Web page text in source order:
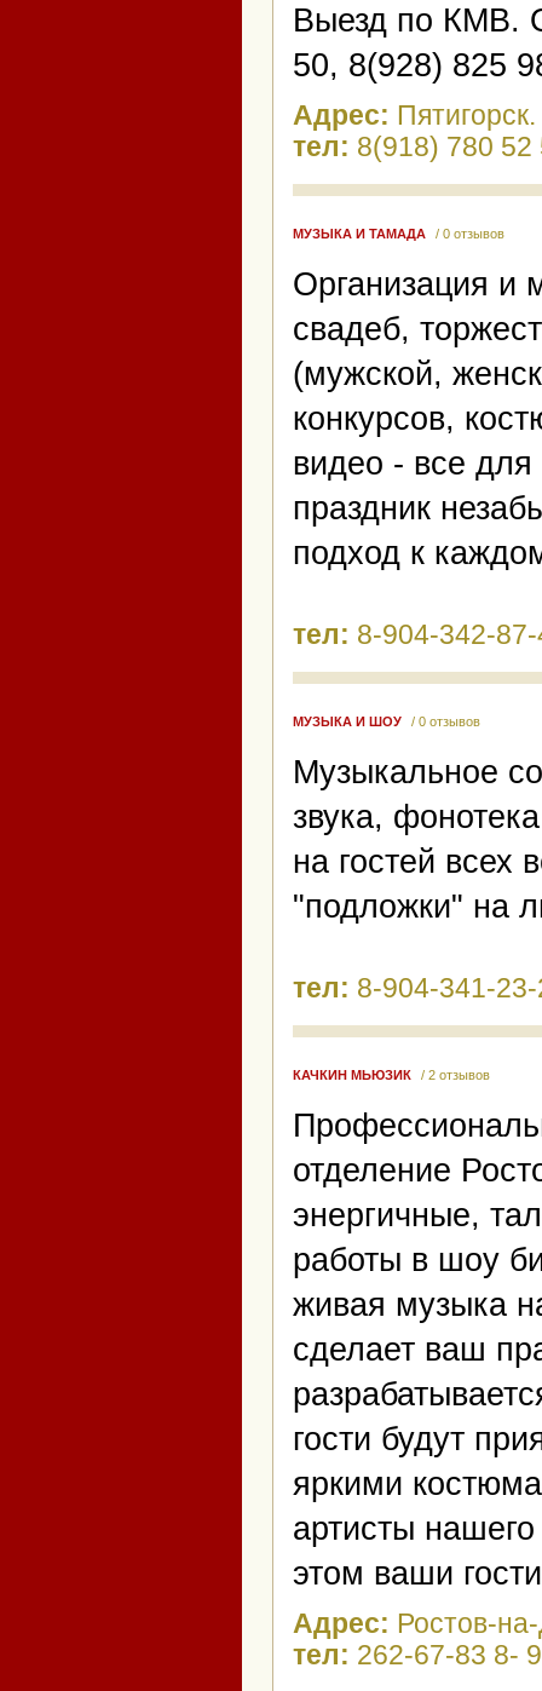
Выезд по КМВ.
50, 8(928) 825
Адрес:
тел: 8(918) 780 52
МУЗЫКА И ТАМАДА / 0 отзывов
Организация и
свадеб,
(мужской,
конкурсов,
видео - все
праздник
подход к
тел: 8-904-342-
МУЗЫКА И ШОУ / 0 отзывов
Музыкальное
звука,
на гостей всех
"подложки" на
тел: 8-904-341-
КАЧКИН МЬЮЗИК / 2 отзывов
отделение
энергичные,
работы в шоу
живая музыка
сделает ваш
гости будут
яркими
артисты
этом ваши
Адрес: Ростов-
тел: 262-67-83 8-